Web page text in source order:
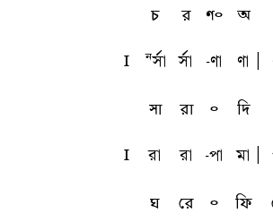
চ র ণ৹ অ
l Nsfa sfa -ua ua
সা রা ৹ দি
l ra ra -pa ma
ঘ রে ৹ ফি